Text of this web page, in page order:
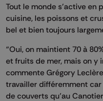
Tout le monde s’active en
cuisine, les poissons et
bel et bien toujours
“Oui, on maintient 70 à
et fruits de mer, mais on y
commente Grégory
travailler différemment car
de couverts qu’au